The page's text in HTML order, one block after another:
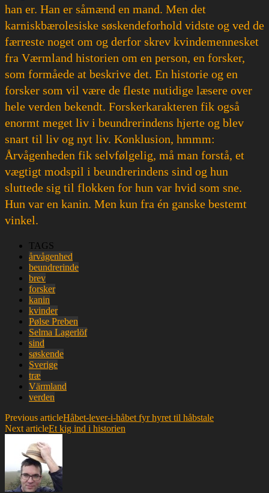
han er. Han er såmænd en mand. Men det
karniskbærolesiske søskendeforhold vidste og ved de
færreste noget om og derfor skrev kvindemennesket
fra Værmland historien om en person, en forsker,
som formåede at beskrive det. En historie og en
forsker som vil være de fleste nutidige læsere over
hele verden bekendt. Forskerkarakteren fik også
enormt meget liv i beundrerindens hjerte og blev
snart til liv og nyt liv. Konklusion, hmmm:
Årvågenheden fik selvfølgelig, må man forstå, et
vægtigt modspil i beundrerindens sind og hun
sluttede sig til flokken for hun var hvid som sne.
Hun var en kanin. Men kun fra én ganske bestemt
vinkel.
TAGS
årvågenhed
beundrerinde
brev
forsker
kanin
kvinder
Pølse Preben
Selma Lagerlöf
sind
søskende
Sverige
træ
Värmland
verden
Previous articleHåbet-lever-i-håbet fyr hyret til håbstale
Next articleEt kig ind i historien